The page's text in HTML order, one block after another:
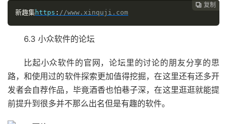
 复制
新趣集https : //www.xinquji.com
6.3 小众软件的论坛
比起小众软件的官网，论坛里的讨论的朋友分享的思
路，和使用过的软件探索更加值得挖掘，在这里还有还多开
发者会自荐作品，毕竟酒香也怕巷子深，在这里逛逛就能提
前提升到很多并不那么出名但是有趣的软件。